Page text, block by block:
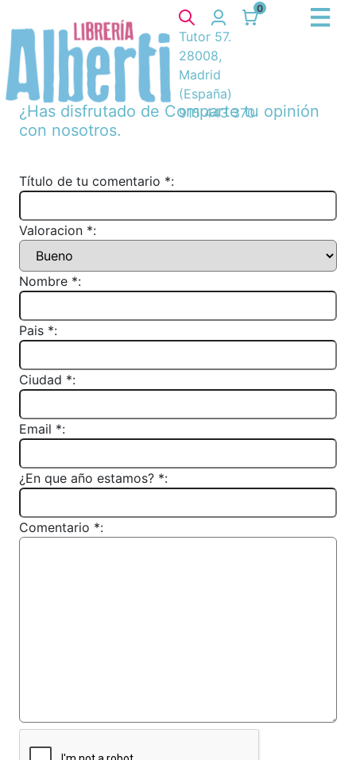
0
Tutor 57.
28008,
Madrid
(España)
915 443 370
¿Has disfrutado de Comparte tu opinión
con nosotros.
Título de tu comentario *:
Valoracion *:
Nombre *:
Pais *:
Ciudad *:
Email *:
¿En que año estamos? *:
Comentario *: